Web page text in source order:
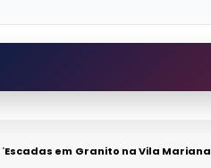
Escadas em Granito na Vila Mariana